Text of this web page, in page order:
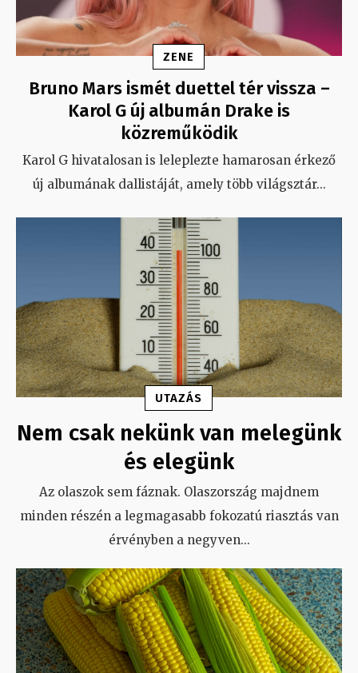
ZENE
Bruno Mars ismét duettel tér vissza –
Karol G új albumán Drake is
közreműködik
Karol G hivatalosan is leleplezte hamarosan érkező
új albumának dallistáját, amely több világsztár...
UTAZÁS
Nem csak nekünk van melegünk
és elegünk
Az olaszok sem fáznak. Olaszország majdnem
minden részén a legmagasabb fokozatú riasztás van
érvényben a negyven...